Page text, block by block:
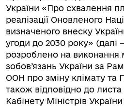
України «Про схвалення
реалізації Оновленого
визначеного внеску
угоди до 2030 року» (далі
розроблено на виконання
зобов’язань України за
ООН про зміну клімату та
також відповідно до листа
Кабінету Міністрів